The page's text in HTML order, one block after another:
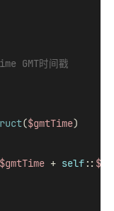
GMT时间戳
($gmtTime)
$gmtTime + self::